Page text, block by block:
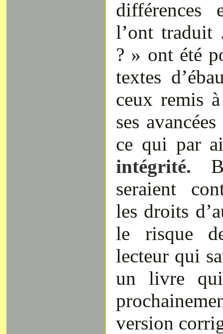
différences
l’ont traduit
? » ont été
textes
ceux remis
ses
ce qui par
intégrité.
seraient
les droits
le risque
lecteur qui
un livre
version